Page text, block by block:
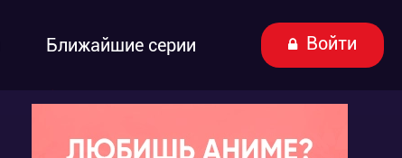
Ближайшие серии Войти